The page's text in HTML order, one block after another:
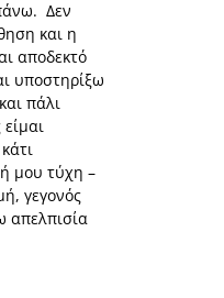
Δεν
και η
αποδεκτό
υποστηρίξω
πάλι
μου τύχη –
γεγονός
απελπισία